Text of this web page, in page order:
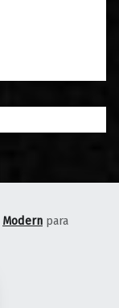
Modern para